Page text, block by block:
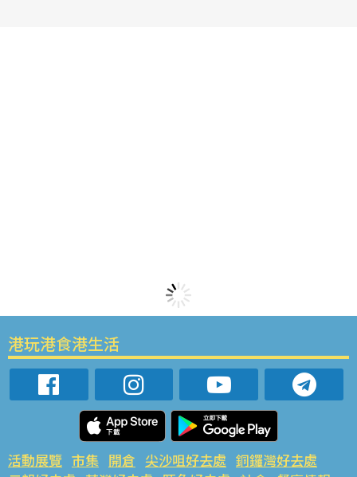
港玩港食港生活
活動展覽 市集 開倉 尖沙咀好去處 銅鑼灣好去處